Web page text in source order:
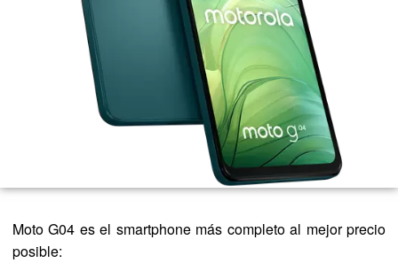
Moto G04 es el smartphone más completo al mejor precio
posible: